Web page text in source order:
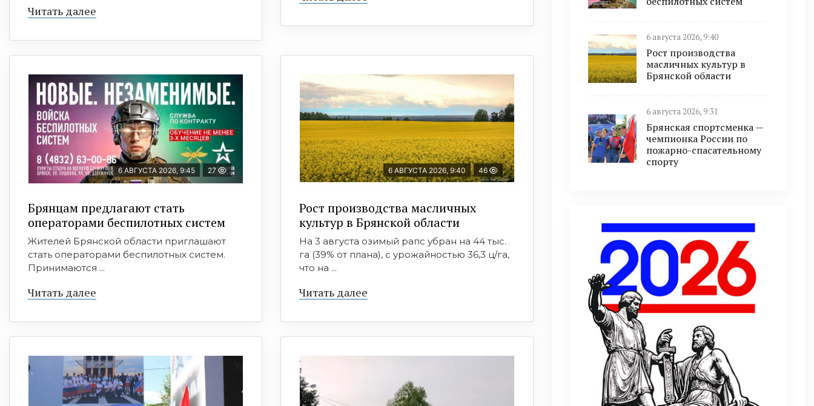
Читать далее
6 АВГУСТА 2026, 9:45 27
Брянцам предлагают cтать
оперaтoрами бeспилотных систeм
Жителей Брянской области приглашают
стать операторами беспилотных систем.
Принимаются ...
Читать далее
6 АВГУСТА 2026, 9:40 46
Рост производства масличных
культур в Брянской области
На 3 августа озимый рапс убран на 44 тыс.
га (39% от плана), с урожайностью 36,3 ц/га,
что на ...
Читать далее
6 августа 2026, 9:40
Рост производства
масличных культур в
Брянской области
6 августа 2026, 9:31
Брянская спортсменка —
чемпионка России по
пожарно-спасательному
спорту